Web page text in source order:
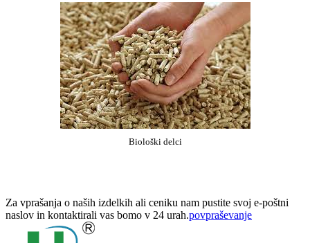
Biološki delci
Za vprašanja o naših izdelkih ali ceniku nam pustite svoj e-poštni
naslov in kontaktirali vas bomo v 24 urah.povpraševanje